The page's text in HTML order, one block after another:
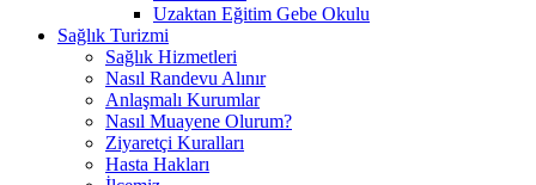
Uzaktan Eğitim Gebe Okulu
Sağlık Turizmi
Sağlık Hizmetleri
Nasıl Randevu Alınır
Anlaşmalı Kurumlar
Nasıl Muayene Olurum?
Ziyaretçi Kuralları
Hasta Hakları